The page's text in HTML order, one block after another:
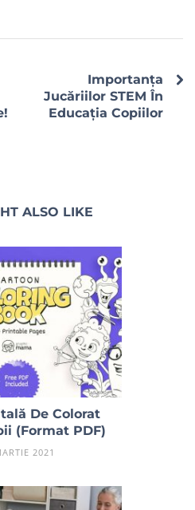
Importanța
Jucăriilor STEM În
Educația Copiilor
ALSO LIKE
De Colorat
(Format PDF)
2021